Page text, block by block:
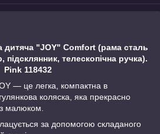
дитяча "JOY" Comfort (рама сталь
підсклянник, телескопічна ручка).
Pink 118432
— це легка, компактна в
коляска, яка прекрасно
малюком.
за допомогою складаного